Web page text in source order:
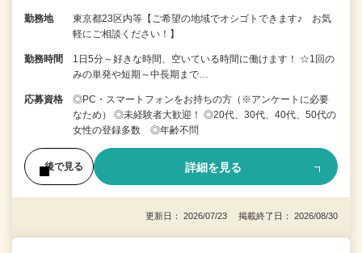
勤務地
東京都23区内等【ご希望の地域でオシゴトできます♪ お気
軽にご相談ください！】
勤務時間
1日5分～好きな時間、空いている時間に働けます！ ☆1回の
みの単発や短期～中長期まで…
応募資格
◎PC・スマートフォンをお持ちの方（※アンケートに必要
なため） ◎未経験者大歓迎！ ◎20代、30代、40代、50代の
女性の登録多数 ◎年齢不問
後で見る 詳細を見る
更新日： 2026/07/23 掲載終了日： 2026/08/30